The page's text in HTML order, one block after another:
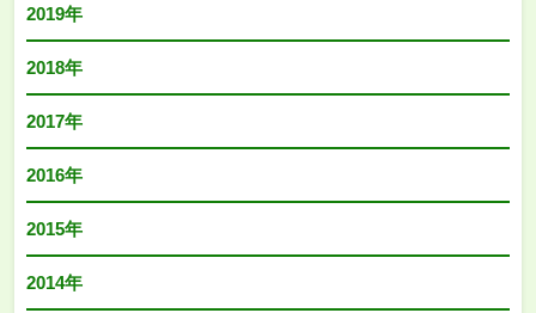
2019年
2018年
2017年
2016年
2015年
2014年